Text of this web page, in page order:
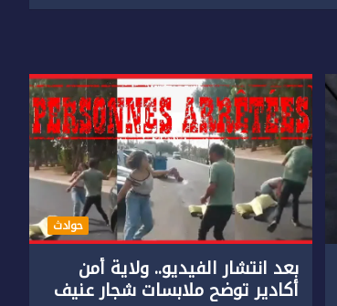
حوادث
بعد انتشار الفيديو.. ولاية أمن
أكادير توضح ملابسات شجار عنيف